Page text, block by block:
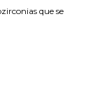
que se